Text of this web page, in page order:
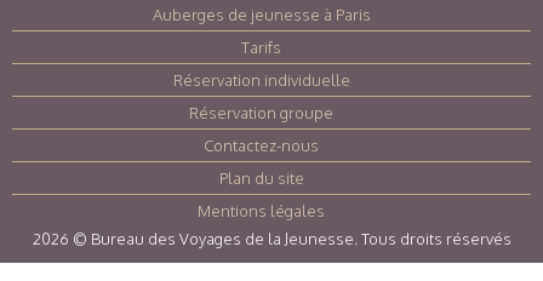
Auberges de jeunesse à Paris
Tarifs
Réservation individuelle
Réservation groupe
Contactez-nous
Plan du site
Mentions légales
2026 © Bureau des Voyages de la Jeunesse. Tous droits réservés